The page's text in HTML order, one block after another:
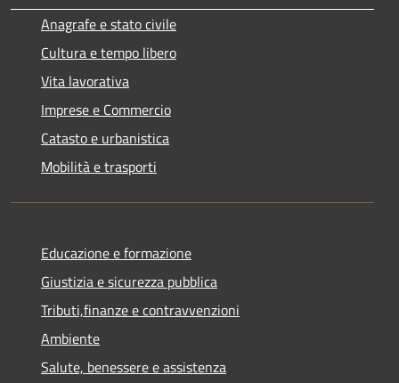
Anagrafe e stato civile
Cultura e tempo libero
Vita lavorativa
Imprese e Commercio
Catasto e urbanistica
Mobilità e trasporti
Educazione e formazione
Giustizia e sicurezza pubblica
Tributi,finanze e contravvenzioni
Ambiente
Salute, benessere e assistenza